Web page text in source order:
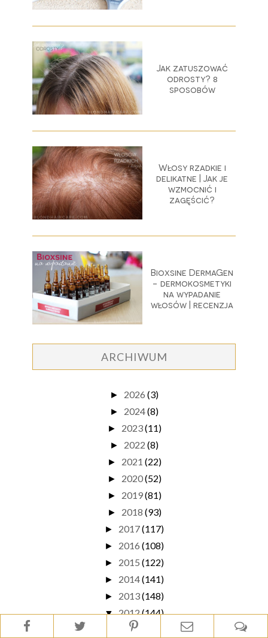
Jak zatuszować
odrosty? 8
sposobów
Włosy rzadkie i
delikatne | Jak je
wzmocnić i
zagęścić?
Bioxsine DermaGen
- dermokosmetyki
na wypadanie
włosów | recenzja
ARCHIWUM
► 2026 (3)
► 2024(8)
► 2023(11)
► 2022 (8)
► 2021 (22)
► 2020(52)
► 2019(81)
► 2018 (93)
► 2017(117)
► 2016 (108)
► 2015 (122)
► 2014(141)
► 2013(148)
▼2012(144)
grudnia